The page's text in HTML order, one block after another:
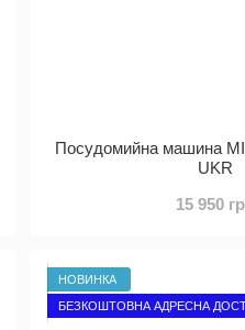
Посудомийна машина
UKR
15 950
НОВИНКА
БЕЗКОШТОВНА АДРЕСНА